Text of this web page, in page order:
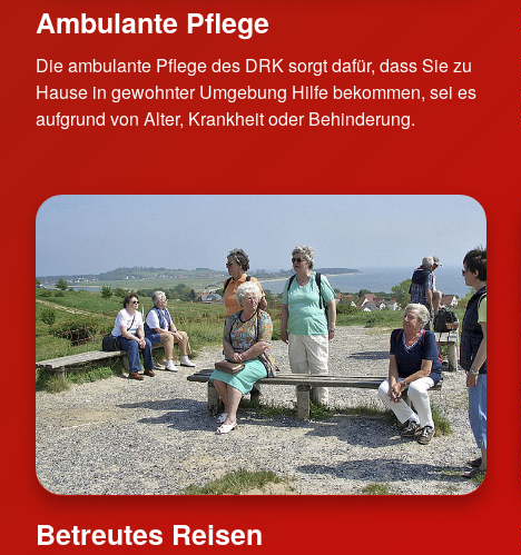
Ambulante Pflege
Die ambulante Pflege des DRK sorgt dafür, dass Sie zu
Hause in gewohnter Umgebung Hilfe bekommen, sei es
aufgrund von Alter, Krankheit oder Behinderung.
Betreutes Reisen